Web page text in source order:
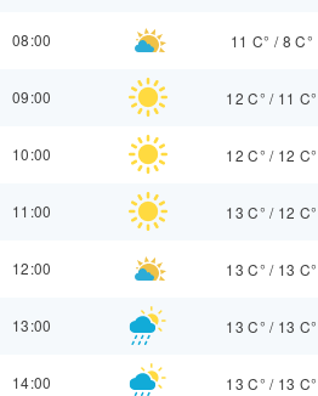
08:00 11 C° / 8 C°
09:00 12 C° / 11 C°
10:00 12 C° / 12 C°
11:00 13 C° / 12 C°
12:00 13 C° / 13 C°
13:00 13 C° / 13 C°
14:00 13 C° / 13 C°